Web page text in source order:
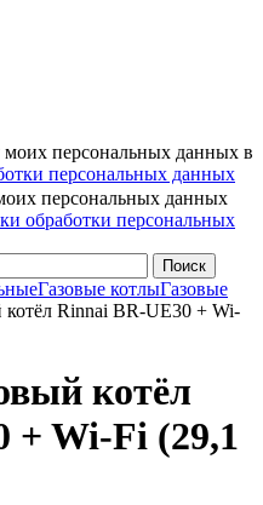
моих персональных данных в
персональных данных
персональных данных
обработки персональных
Газовые котлыГазовые
Rinnai BR-UE30 + Wi-
котёл
+ Wi-Fi (29,1